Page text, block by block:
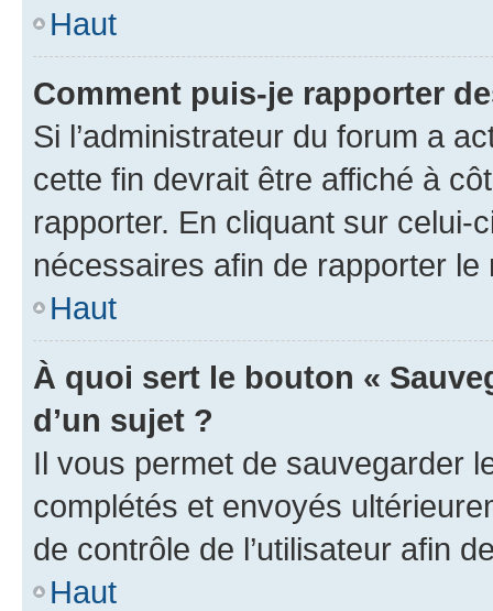
Haut
Comment puis-je rapporter
Si l’administrateur du forum a
cette fin devrait être affiché à
rapporter. En cliquant sur
nécessaires afin de rapporter le
Haut
À quoi sert le bouton «
d’un sujet ?
Il vous permet de sauvegarder
complétés et envoyés
de contrôle de l’utilisateur afin
Haut